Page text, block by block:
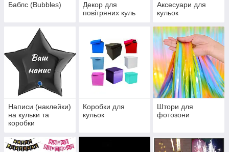
Баблс (Bubbles)
Декор для
повітряних куль
Аксесуари для
кульок
Написи (наклейки)
на кульки та
коробки
Коробки для
кульок
Штори для
фотозони